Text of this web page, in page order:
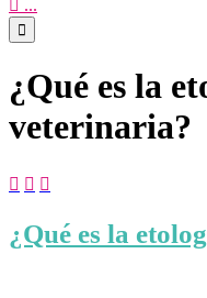
 ...

¿Qué es la
veterinaria?
  
¿Qué es la